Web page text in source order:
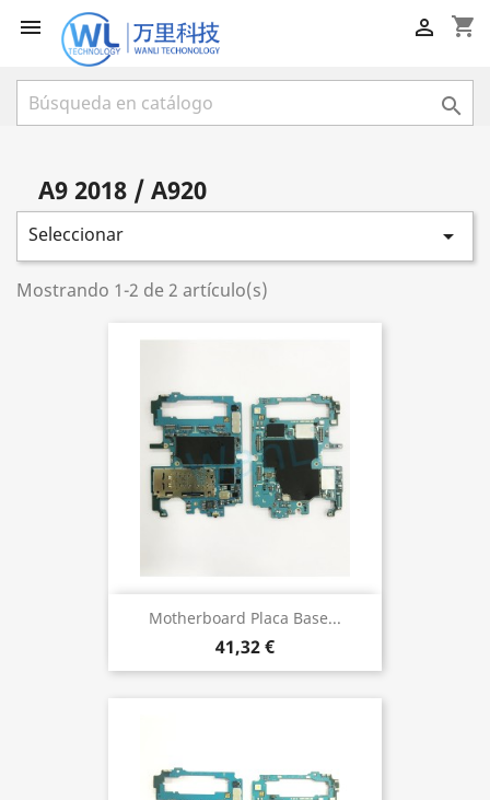
 shopping_cart


A9 2018 / A920
Seleccionar 
Mostrando 1-2 de 2 artículo(s)
Motherboard Placa Base...
41,32 €